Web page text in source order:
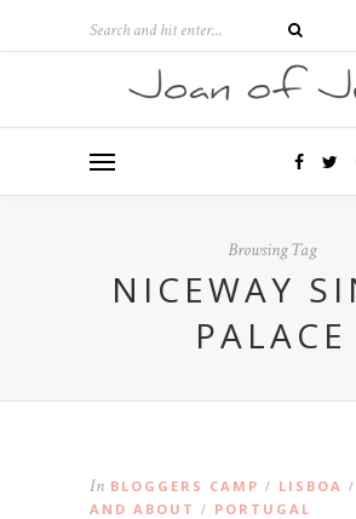
Browsing Tag
NICEWAY
PALACE
In BLOGGERS CAMP / LISBOA /
AND ABOUT / PORTUGAL